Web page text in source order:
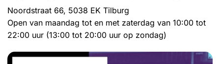
Noordstraat 66, 5038 EK Tilburg
Open van maandag tot en met zaterdag van 10:00 tot
22:00 uur (13:00 tot 20:00 uur op zondag)